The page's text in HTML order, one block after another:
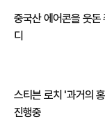
중국산 에어콘을 웃돈
디
스티븐 로치 '과거의
진행중